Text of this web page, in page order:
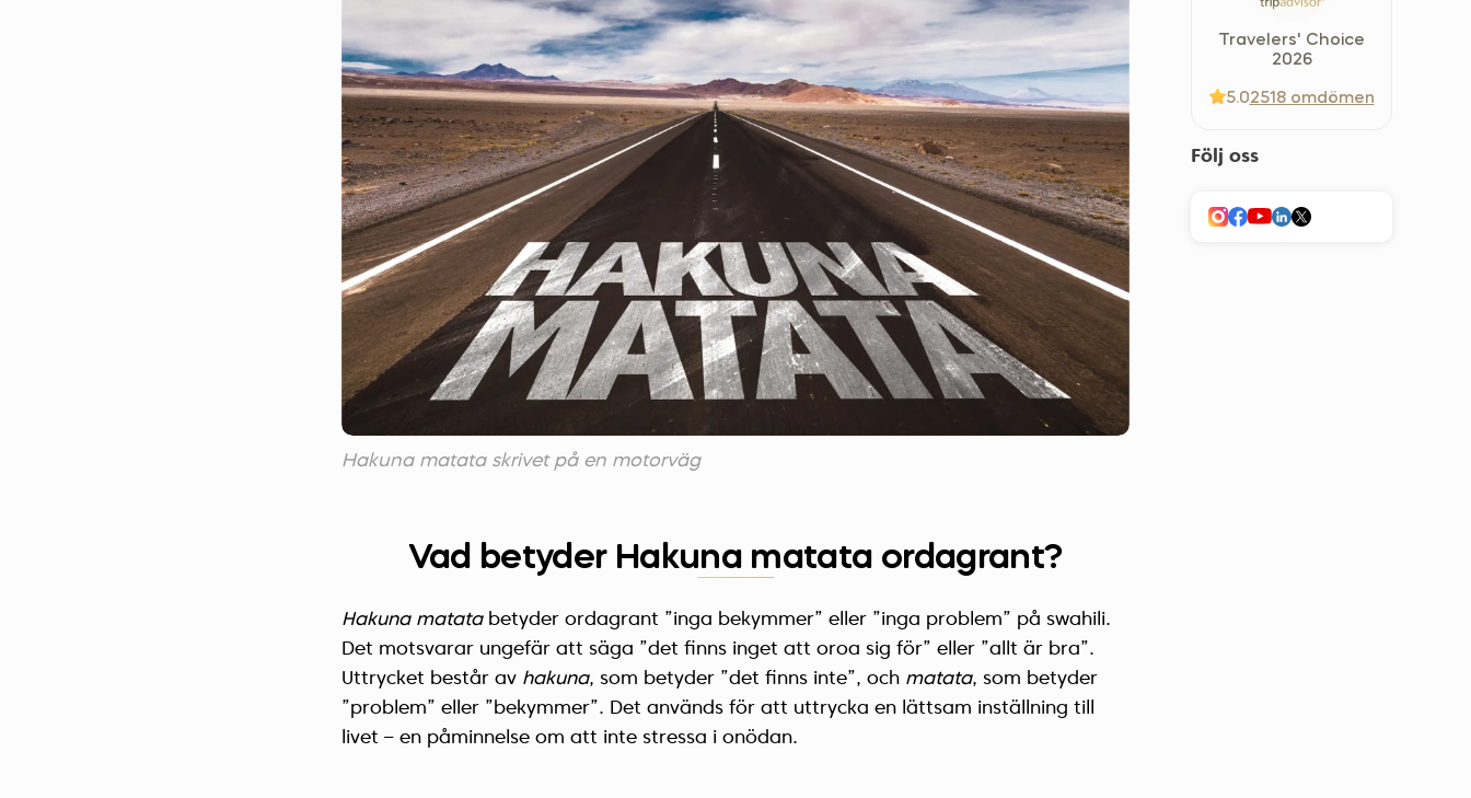
Schweiz (Deutsch)
Україна (Українська)
Hakuna matata skrivet på en motorväg
Vad betyder Hakuna matata ordagrant?
Hakuna matatabetyder ordagrant ”inga bekymmer” eller ”inga problem” på swahili.
Det motsvarar ungefär att säga ”det finns inget att oroa sig för” eller ”allt är bra”.
Uttrycket består av hakuna, som betyder ”det finns inte”, och matata, som betyder
”problem” eller ”bekymmer”. Det används för att uttrycka en lättsam inställning till
livet – en påminnelse om att inte stressa i onödan.
Travelers' Choice
2026
5.02518 omdömen
Följ oss